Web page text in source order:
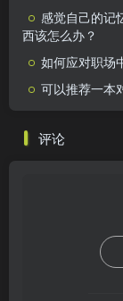
感觉自己的记
西该怎么办？
如何应对职场
可以推荐一本
评论